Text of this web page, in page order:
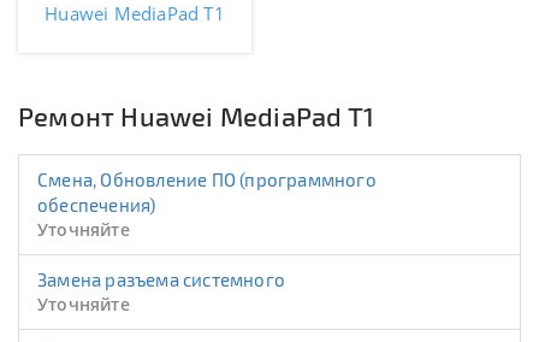
Huawei MediaPad T1
Ремонт Huawei MediaPad T1
Смена, Обновление ПО (программного
обеспечения)
Уточняйте
Замена разъема системного
Уточняйте